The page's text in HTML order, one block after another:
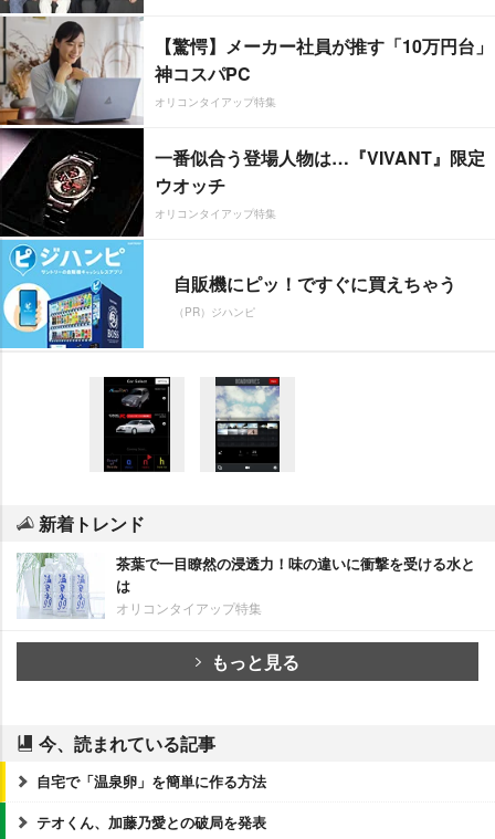
【驚愕】メーカー社員が推す「10万円台」
神コスパPC
オリコンタイアップ特集
一番似合う登場人物は…『VIVANT』限定
ウオッチ
オリコンタイアップ特集
自販機にピッ！ですぐに買えちゃう
（PR）ジハンピ
新着トレンド
茶葉で一目瞭然の浸透力！味の違いに衝撃を受ける水と
は
オリコンタイアップ特集
もっと見る
今、読まれている記事
自宅で「温泉卵」を簡単に作る方法
テオくん、加藤乃愛との破局を発表